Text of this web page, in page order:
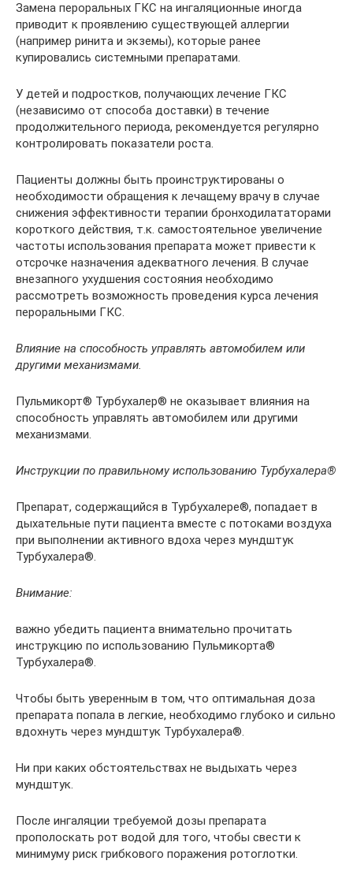
Замена пероральных ГКС на ингаляционные иногда
приводит к проявлению существующей аллергии
(например ринита и экземы), которые ранее
купировались системными препаратами.
У детей и подростков, получающих лечение ГКС
(независимо от способа доставки) в течение
продолжительного периода, рекомендуется регулярно
контролировать показатели роста.
Пациенты должны быть проинструктированы о
необходимости обращения к лечащему врачу в случае
снижения эффективности терапии бронходилататорами
короткого действия, т.к. самостоятельное увеличение
частоты использования препарата может привести к
отсрочке назначения адекватного лечения. В случае
внезапного ухудшения состояния необходимо
рассмотреть возможность проведения курса лечения
пероральными ГКС.
Влияние на способность управлять автомобилем или
другими механизмами.
Пульмикорт® Турбухалер® не оказывает влияния на
способность управлять автомобилем или другими
механизмами.
Инструкции по правильному использованию Турбухалера®
Препарат, содержащийся в Турбухалере®, попадает в
дыхательные пути пациента вместе с потоками воздуха
при выполнении активного вдоха через мундштук
Турбухалера®.
Внимание:
важно убедить пациента внимательно прочитать
инструкцию по использованию Пульмикорта®
Турбухалера®.
Чтобы быть уверенным в том, что оптимальная доза
препарата попала в легкие, необходимо глубоко и сильно
вдохнуть через мундштук Турбухалера®.
Ни при каких обстоятельствах не выдыхать через
мундштук.
После ингаляции требуемой дозы препарата
прополоскать рот водой для того, чтобы свести к
минимуму риск грибкового поражения ротоглотки.